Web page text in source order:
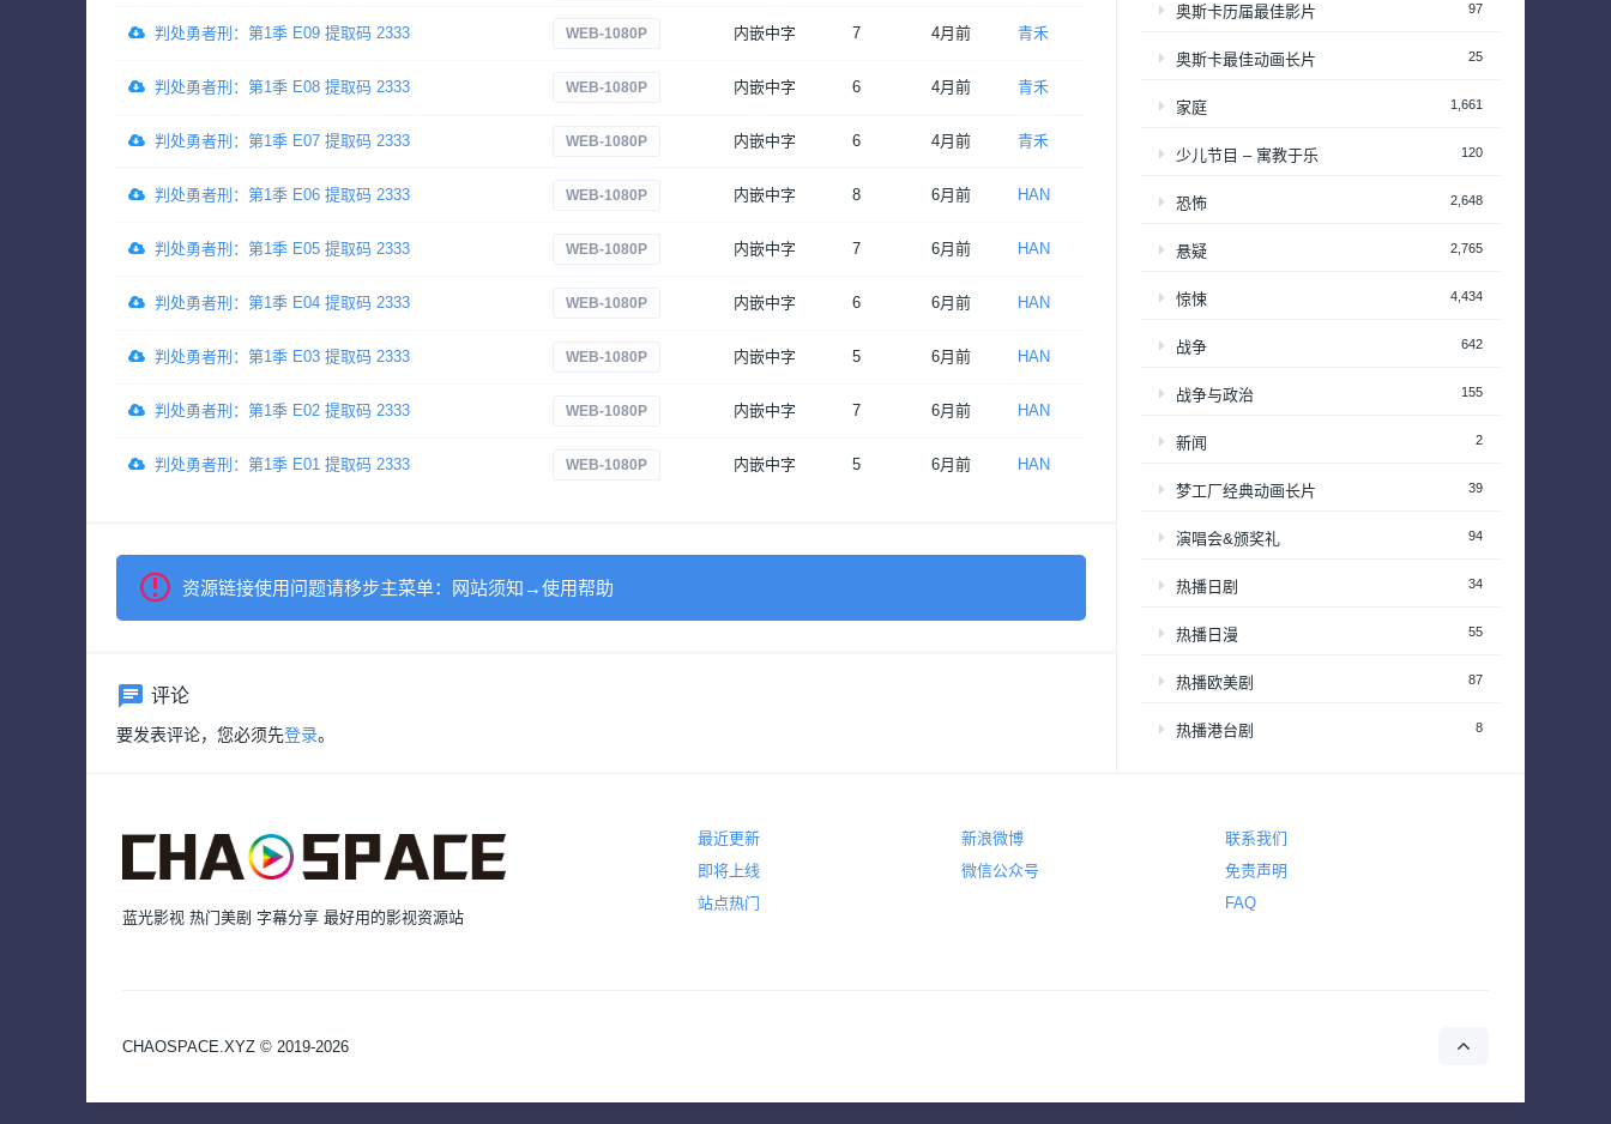
判处勇者刑：第1季 E09 提取码 2333 WEB-1080P 内嵌中字 7 4月前 青禾
判处勇者刑：第1季 E08 提取码 2333 WEB-1080P 内嵌中字 6 4月前 青禾
判处勇者刑：第1季 E07 提取码 2333 WEB-1080P 内嵌中字 6 4月前 青禾
判处勇者刑：第1季 E06 提取码 2333 WEB-1080P 内嵌中字 8 6月前 HAN
判处勇者刑：第1季 E05 提取码 2333 WEB-1080P 内嵌中字 7 6月前 HAN
判处勇者刑：第1季 E04 提取码 2333 WEB-1080P 内嵌中字 6 6月前 HAN
判处勇者刑：第1季 E03 提取码 2333 WEB-1080P 内嵌中字 5 6月前 HAN
判处勇者刑：第1季 E02 提取码 2333 WEB-1080P 内嵌中字 7 6月前 HAN
判处勇者刑：第1季 E01 提取码 2333 WEB-1080P 内嵌中字 5 6月前 HAN
资源链接使用问题请移步主菜单：网站须知→使用帮助
评论
要发表评论，您必须先登录。
奥斯卡历届最佳影片 97
奥斯卡最佳动画长片 25
家庭 1,661
少儿节目 – 寓教于乐 120
恐怖 2,648
悬疑 2,765
惊悚 4,434
战争 642
战争与政治 155
新闻 2
梦工厂经典动画长片 39
演唱会&颁奖礼 94
热播日剧 34
热播日漫 55
热播欧美剧 87
热播港台剧 8
热播韩综
63
最近更新
即将上线
站点热门
新浪微博
微信公众号
联系我们
免责声明
FAQ
蓝光影视 热门美剧 字幕分享 最好用的影视资源站
CHAOSPACE.XYZ © 2019-2026